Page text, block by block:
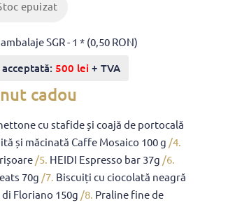
epuizat
SGR - 1 * (0,50 RON)
500 lei + TVA
cadou
cu stafide și coajă de portocală
și măcinată Caffe Mosaico 100 g /4.
/5. HEIDI Espresso bar 37g /6.
70g /7. Biscuiți cu ciocolată neagră
Floriano 150g /8. Praline fine de